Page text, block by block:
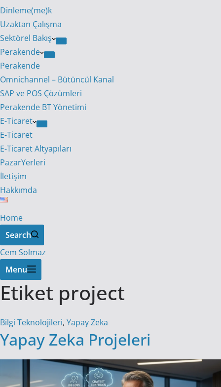
Dinleme(me)k
Uzaktan Çalışma
Sektörel Bakış
Perakende
Perakende
Omnichannel – Bütüncül Kanal
SAP ve POS Çözümleri
Perakende BT Yönetimi
E-Ticaret
E-Ticaret
E-Ticaret Altyapıları
PazarYerleri
İletişim
Hakkımda
Home
Search
Cem Solmaz
Menu
Etiket project
Bilgi Teknolojileri, Yapay Zeka
Yapay Zeka Projeleri